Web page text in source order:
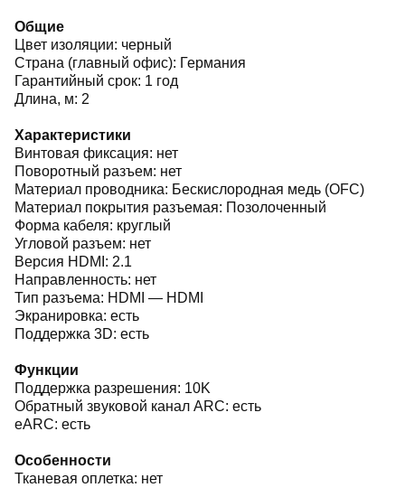
Общие
Цвет изоляции: черный
Страна (главный офис): Германия
Гарантийный срок: 1 год
Длина, м: 2
Характеристики
Винтовая фиксация: нет
Поворотный разъем: нет
Материал проводника: Беcкислородная медь (OFC)
Материал покрытия разъемая: Позолоченный
Форма кабеля: круглый
Угловой разъем: нет
Версия HDMI: 2.1
Направленность: нет
Тип разъема: HDMI — HDMI
Экранировка: есть
Поддержка 3D: есть
Функции
Поддержка разрешения: 10K
Обратный звуковой канал ARC: есть
eARC: есть
Особенности
Тканевая оплетка: нет